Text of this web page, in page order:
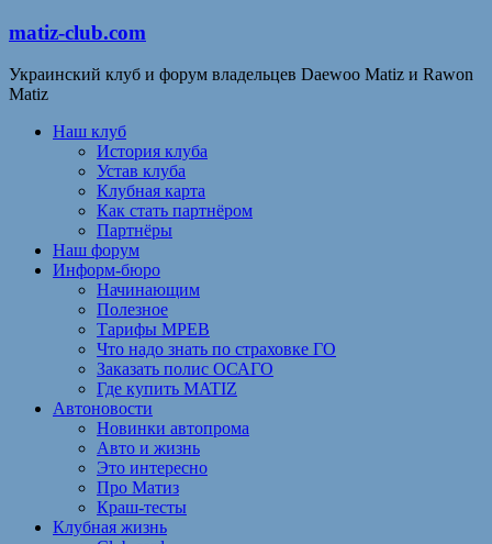
matiz-club.com
Украинский клуб и форум владельцев Daewoo Matiz и Rawon
Matiz
Наш клуб
История клуба
Устав клуба
Клубная карта
Как стать партнёром
Партнёры
Наш форум
Информ-бюро
Начинающим
Полезное
Тарифы МРЕВ
Что надо знать по страховке ГО
Заказать полис ОСАГО
Где купить MATIZ
Автоновости
Новинки автопрома
Авто и жизнь
Это интересно
Про Матиз
Краш-тесты
Клубная жизнь